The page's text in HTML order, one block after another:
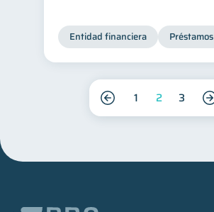
Entidad financiera Préstamos
1 2 3